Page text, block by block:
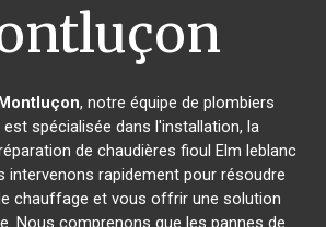
, notre équipe de plombiers
spécialisée dans l'installation, la
de chaudières fioul Elm leblanc
intervenons rapidement pour résoudre
chauffage et vous offrir une solution
Nous comprenons que les pannes de